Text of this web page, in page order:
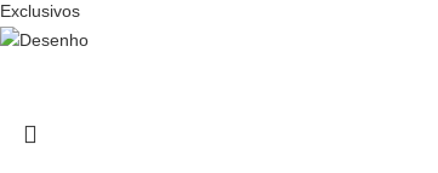
Exclusivos